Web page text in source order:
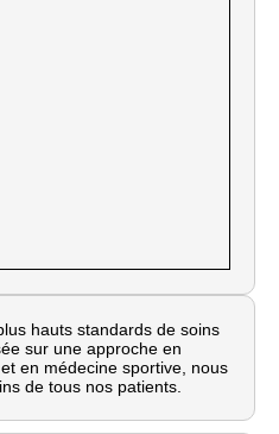
hauts standards de soins
sur une approche en
en médecine sportive, nous
de tous nos patients.